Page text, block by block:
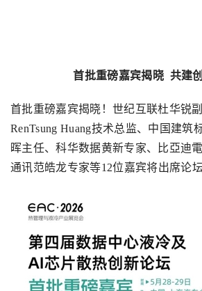
首批重磅嘉宾揭晓 共建
首批重磅嘉宾揭晓！世纪互联杜华锐
RenTsung Huang技术总监、中国建筑
晖主任、科华数据黄新专家、比亞迪
通讯范皓龙专家等12位嘉宾将出席论